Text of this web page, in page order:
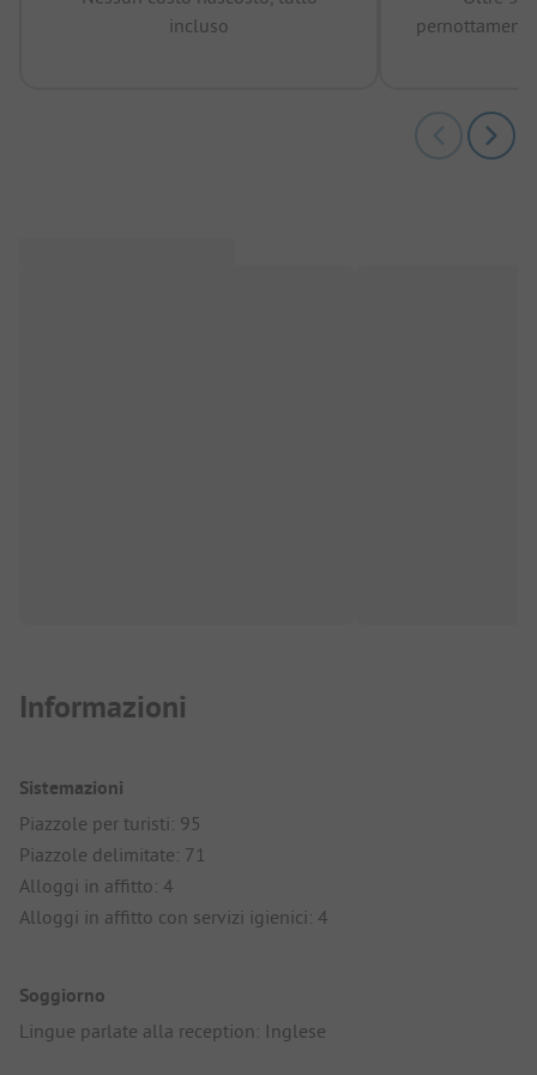
incluso
Informazioni
Sistemazioni
Piazzole per turisti: 95
Piazzole delimitate: 71
Alloggi in affitto: 4
Alloggi in affitto con servizi igienici: 4
Soggiorno
Lingue parlate alla reception: Inglese